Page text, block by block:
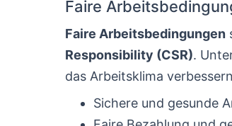
Faire
Faire Arbeitsbedingungen
Responsibility (CSR).
das Arbeitsklima
Sichere und gesunde